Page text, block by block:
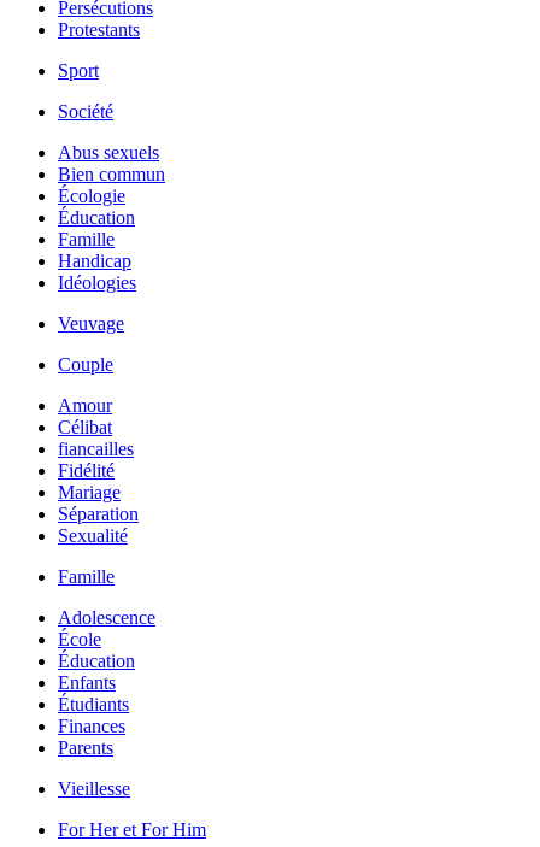
Persécutions
Protestants
Sport
Société
Abus sexuels
Bien commun
Écologie
Éducation
Famille
Handicap
Idéologies
Veuvage
Couple
Amour
Célibat
fiancailles
Fidélité
Mariage
Séparation
Sexualité
Famille
Adolescence
École
Éducation
Enfants
Étudiants
Finances
Parents
Vieillesse
For Her et For Him